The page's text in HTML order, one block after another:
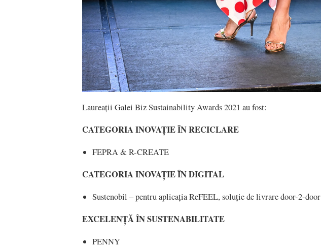
Laureații Galei Biz Sustainability Awards 2021 au fost:
CATEGORIAINOVAȚIE ÎN RECICLARE
FEPRA & R-CREATE
CATEGORIA INOVAȚIE ÎN DIGITAL
Sustenobil – pentru aplicația ReFEEL, soluție de livrare door-2-door
EXCELENȚĂ ÎN SUSTENABILITATE
PENNY